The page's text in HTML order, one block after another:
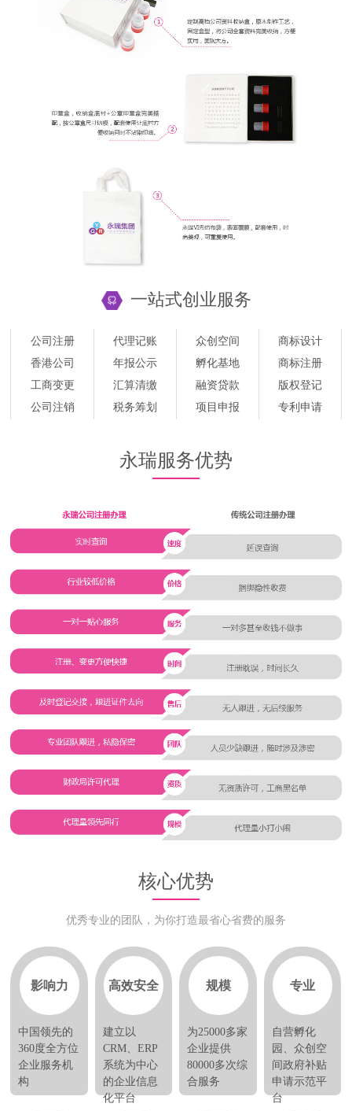
一站式创业服务
公司注册
香港公司
工商变更
公司注销
代理记账
年报公示
汇算清缴
税务筹划
众创空间
孵化基地
融资贷款
项目申报
商标设计
商标注册
版权登记
专利申请
永瑞服务优势
核心优势
优秀专业的团队，为你打造最省心省费的服务
影响力
中国领先的
360度全方位
企业服务机
构
高效安全
建立以
CRM、ERP
系统为中心
的企业信息
化平台
规模
为25000多家
企业提供
80000多次综
合服务
专业
自营孵化
园、众创空
间政府补贴
申请示范平
台